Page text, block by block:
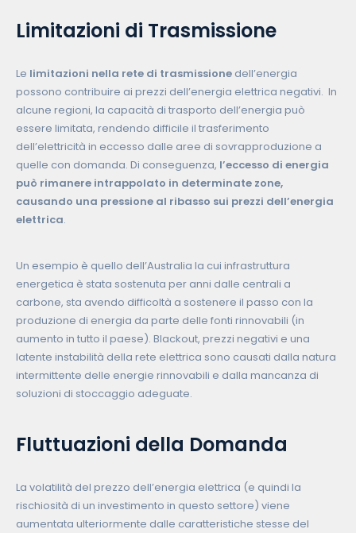
Limitazioni di Trasmissione
Le limitazioni nella rete di trasmissione dell’energia
possono contribuire ai prezzi dell’energia elettrica negativi. In
alcune regioni, la capacità di trasporto dell’energia può
essere limitata, rendendo difficile il trasferimento
dell’elettricità in eccesso dalle aree di sovrapproduzione a
quelle con domanda. Di conseguenza, l’eccesso di energia
può rimanere intrappolato in determinate zone,
causando una pressione al ribasso sui prezzi dell’energia
elettrica.
Un esempio è quello dell’Australia la cui infrastruttura
energetica è stata sostenuta per anni dalle centrali a
carbone, sta avendo difficoltà a sostenere il passo con la
produzione di energia da parte delle fonti rinnovabili (in
aumento in tutto il paese). Blackout, prezzi negativi e una
latente instabilità della rete elettrica sono causati dalla natura
intermittente delle energie rinnovabili e dalla mancanza di
soluzioni di stoccaggio adeguate.
Fluttuazioni della Domanda
La volatilità del prezzo dell’energia elettrica (e quindi la
rischiosità di un investimento in questo settore) viene
aumentata ulteriormente dalle caratteristiche stesse del